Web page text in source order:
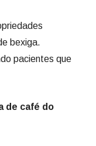
bexiga.
pacientes que
de café do